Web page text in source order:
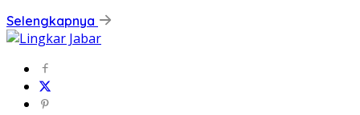
Selengkapnya